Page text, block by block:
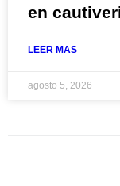
en
LEER MAS
agosto 5, 2026